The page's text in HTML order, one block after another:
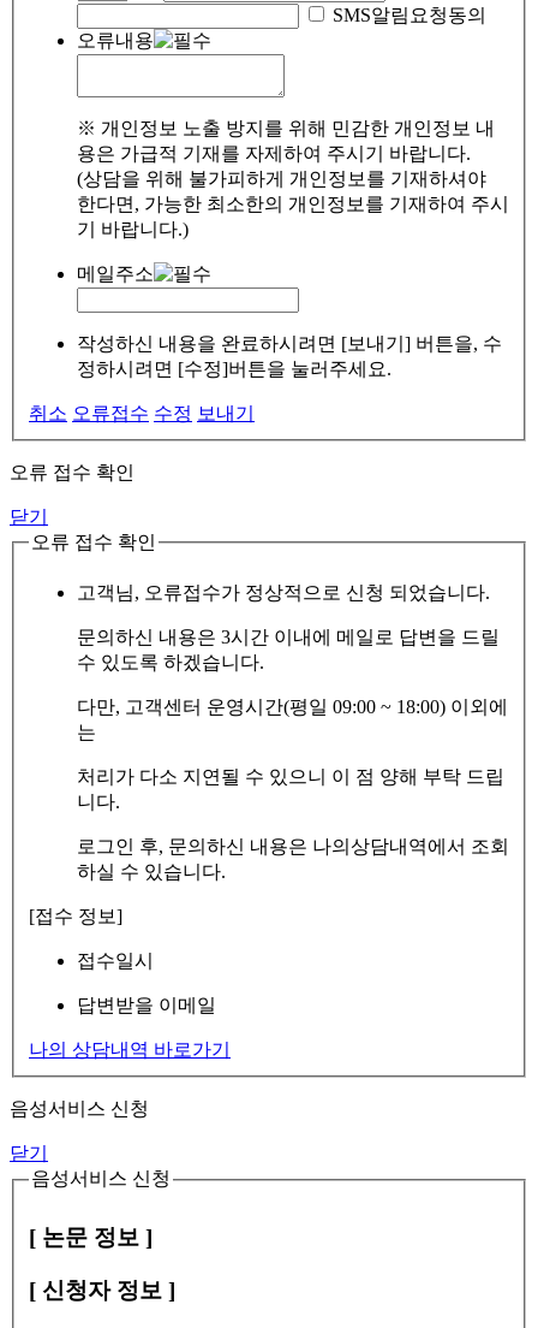
SMS알림요청동의
오류내용
※ 개인정보 노출 방지를 위해 민감한 개인정보 내
용은 가급적 기재를 자제하여 주시기 바랍니다.
(상담을 위해 불가피하게 개인정보를 기재하셔야
한다면, 가능한 최소한의 개인정보를 기재하여 주시
기 바랍니다.)
메일주소
작성하신 내용을 완료하시려면 [보내기] 버튼을, 수
정하시려면 [수정]버튼을 눌러주세요.
취소 오류접수 수정 보내기
오류 접수 확인
닫기
오류 접수 확인
고객님, 오류접수가 정상적으로 신청 되었습니다.
문의하신 내용은 3시간 이내에 메일로 답변을 드릴
수 있도록 하겠습니다.
다만, 고객센터 운영시간(평일 09:00 ~ 18:00) 이외에
는
처리가 다소 지연될 수 있으니 이 점 양해 부탁 드립
니다.
로그인 후, 문의하신 내용은 나의상담내역에서 조회
하실 수 있습니다.
[접수 정보]
접수일시
답변받을 이메일
나의 상담내역 바로가기
음성서비스 신청
닫기
음성서비스 신청
[ 논문 정보 ]
[ 신청자 정보 ]